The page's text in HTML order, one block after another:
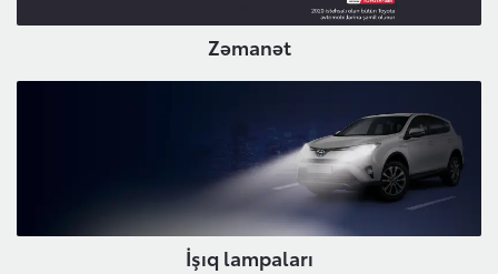
Zəmanət
İşıq lampaları